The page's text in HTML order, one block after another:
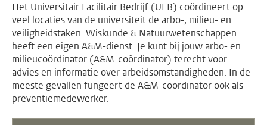
Het Universitair Facilitair Bedrijf (UFB) coördineert op
veel locaties van de universiteit de arbo-, milieu- en
veiligheidstaken. Wiskunde & Natuurwetenschappen
heeft een eigen A&M-dienst. Je kunt bij jouw arbo- en
milieucoördinator (A&M-coördinator) terecht voor
advies en informatie over arbeidsomstandigheden. In de
meeste gevallen fungeert de A&M-coördinator ook als
preventiemedewerker.